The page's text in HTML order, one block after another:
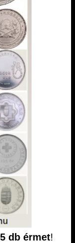
db érmet!